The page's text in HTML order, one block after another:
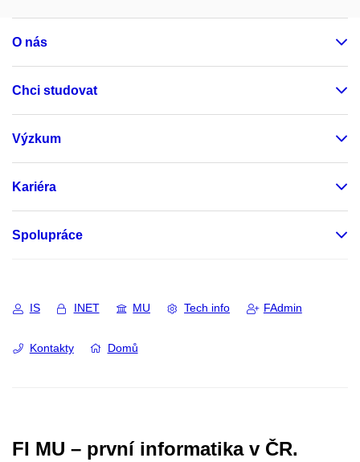
O nás
Chci studovat
Výzkum
Kariéra
Spolupráce
IS INET MU Tech info FAdmin
Kontakty Domů
FI MU – první informatika v ČR.